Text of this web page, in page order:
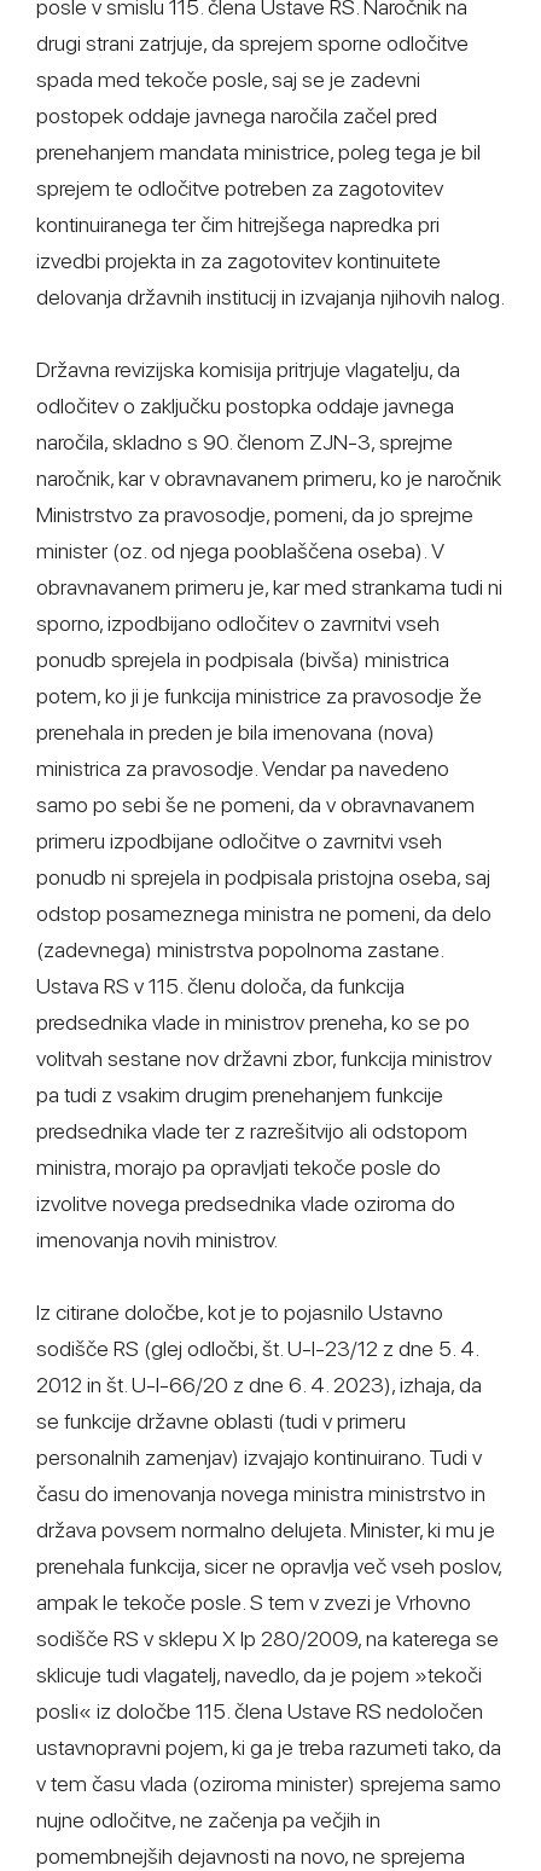
posle v smislu 115. člena Ustave RS. Naročnik na
drugi strani zatrjuje, da sprejem sporne odločitve
spada med tekoče posle, saj se je zadevni
postopek oddaje javnega naročila začel pred
prenehanjem mandata ministrice, poleg tega je bil
sprejem te odločitve potreben za zagotovitev
kontinuiranega ter čim hitrejšega napredka pri
izvedbi projekta in za zagotovitev kontinuitete
delovanja državnih institucij in izvajanja njihovih nalog.
Državna revizijska komisija pritrjuje vlagatelju, da
odločitev o zaključku postopka oddaje javnega
naročila, skladno s 90. členom ZJN-3, sprejme
naročnik, kar v obravnavanem primeru, ko je naročnik
Ministrstvo za pravosodje, pomeni, da jo sprejme
minister (oz. od njega pooblaščena oseba). V
obravnavanem primeru je, kar med strankama tudi ni
sporno, izpodbijano odločitev o zavrnitvi vseh
ponudb sprejela in podpisala (bivša) ministrica
potem, ko ji je funkcija ministrice za pravosodje že
prenehala in preden je bila imenovana (nova)
ministrica za pravosodje. Vendar pa navedeno
samo po sebi še ne pomeni, da v obravnavanem
primeru izpodbijane odločitve o zavrnitvi vseh
ponudb ni sprejela in podpisala pristojna oseba, saj
odstop posameznega ministra ne pomeni, da delo
(zadevnega) ministrstva popolnoma zastane.
Ustava RS v 115. členu določa, da funkcija
predsednika vlade in ministrov preneha, ko se po
volitvah sestane nov državni zbor, funkcija ministrov
pa tudi z vsakim drugim prenehanjem funkcije
predsednika vlade ter z razrešitvijo ali odstopom
ministra, morajo pa opravljati tekoče posle do
izvolitve novega predsednika vlade oziroma do
imenovanja novih ministrov.
Iz citirane določbe, kot je to pojasnilo Ustavno
sodišče RS (glej odločbi, št. U-I-23/12 z dne 5. 4.
2012 in št. U-I-66/20 z dne 6. 4. 2023), izhaja, da
se funkcije državne oblasti (tudi v primeru
personalnih zamenjav) izvajajo kontinuirano. Tudi v
času do imenovanja novega ministra ministrstvo in
država povsem normalno delujeta. Minister, ki mu je
prenehala funkcija, sicer ne opravlja več vseh poslov,
ampak le tekoče posle. S tem v zvezi je Vrhovno
sodišče RS v sklepu X Ip 280/2009, na katerega se
sklicuje tudi vlagatelj, navedlo, da je pojem »tekoči
posli« iz določbe 115. člena Ustave RS nedoločen
ustavnopravni pojem, ki ga je treba razumeti tako, da
v tem času vlada (oziroma minister) sprejema samo
nujne odločitve, ne začenja pa večjih in
pomembnejših dejavnosti na novo, ne sprejema